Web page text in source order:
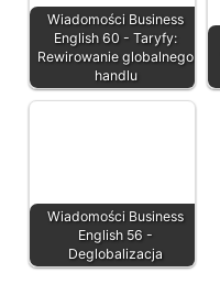
Wiadomości Business
English 60 - Taryfy:
Rewirowanie globalnego
handlu
Wiadomości Business
English 56 -
Deglobalizacja